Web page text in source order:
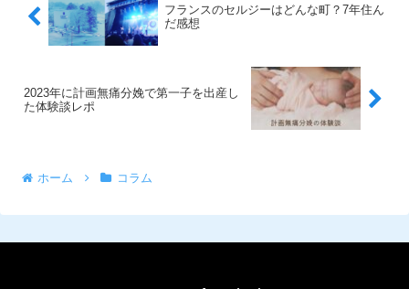
フランスのセルジーはどんな町？7年住ん
だ感想
2023年に計画無痛分娩で第一子を出産し
た体験談レポ
ホーム コラム